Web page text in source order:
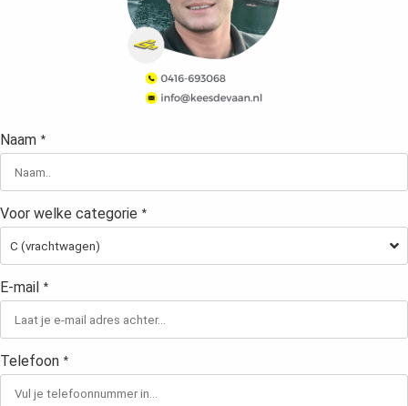
Naam *
Voor welke categorie *
E-mail *
Telefoon *